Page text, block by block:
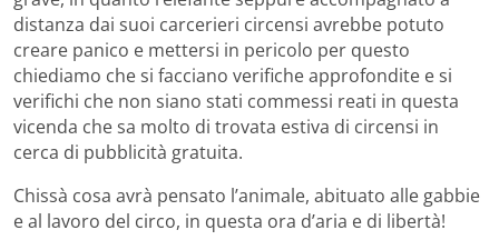
distanza dai suoi carcerieri circensi avrebbe potuto
creare panico e mettersi in pericolo per questo
chiediamo che si facciano verifiche approfondite e si
verifichi che non siano stati commessi reati in questa
vicenda che sa molto di trovata estiva di circensi in
cerca di pubblicità gratuita.
Chissà cosa avrà pensato l’animale, abituato alle gabbie
e al lavoro del circo, in questa ora d’aria e di libertà!